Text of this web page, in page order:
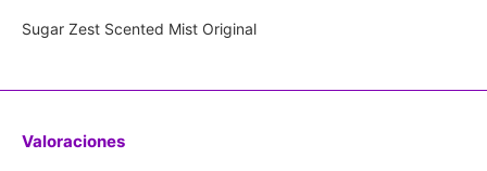
Sugar Zest Scented Mist Original
Valoraciones